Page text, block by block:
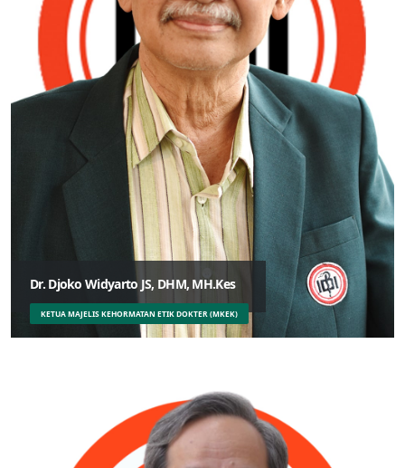
Dr. Djoko Widyarto JS, DHM, MH.Kes
KETUA MAJELIS KEHORMATAN ETIK DOKTER (MKEK)